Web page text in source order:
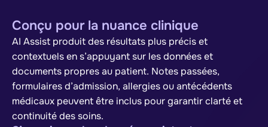
Conçu pour la nuance clinique
AI Assist produit des résultats plus précis et
contextuels en s’appuyant sur les données et
documents propres au patient. Notes passées,
formulaires d’admission, allergies ou antécédents
médicaux peuvent être inclus pour garantir clarté et
continuité des soins.